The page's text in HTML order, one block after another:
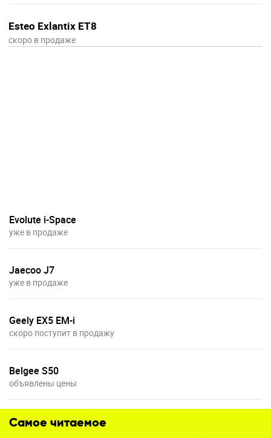
Esteo Exlantix ET8
скоро в продаже
Evolute i-Space
уже в продаже
Jaecoo J7
уже в продаже
Geely EX5 EM-i
скоро поступит в продажу
Belgee S50
объявлены цены
Самое читаемое